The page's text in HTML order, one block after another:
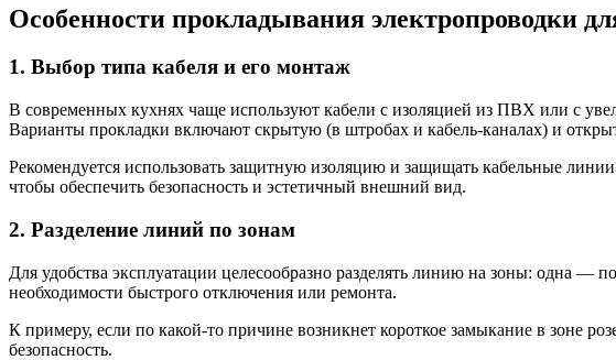
Особенности прокладывания электропроводки
1. Выбор типа кабеля и его монтаж
В современных кухнях чаще используют кабели с изоляцией из ПВХ или с
Варианты прокладки включают скрытую (в штробах и кабель-каналах) и
Рекомендуется использовать защитную изоляцию и защищать кабельные
чтобы обеспечить безопасность и эстетичный внешний вид.
2. Разделение линий по зонам
Для удобства эксплуатации целесообразно разделять линию на зоны: одна —
необходимости быстрого отключения или ремонта.
К примеру, если по какой-то причине возникнет короткое замыкание в зоне
безопасность.